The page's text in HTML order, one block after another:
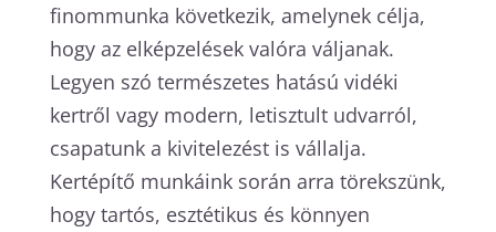
finommunka következik, amelynek célja,
hogy az elképzelések valóra váljanak.
Legyen szó természetes hatású vidéki
kertről vagy modern, letisztult udvarról,
csapatunk a kivitelezést is vállalja.
Kertépítő munkáink során arra törekszünk,
hogy tartós, esztétikus és könnyen